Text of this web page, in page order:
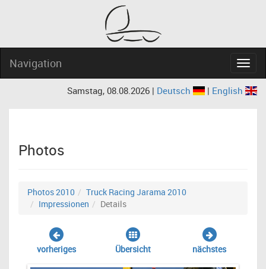
Navigation
Samstag, 08.08.2026 | Deutsch | English
Photos
Photos 2010
Truck Racing Jarama 2010
Impressionen
Details
vorheriges Übersicht nächstes